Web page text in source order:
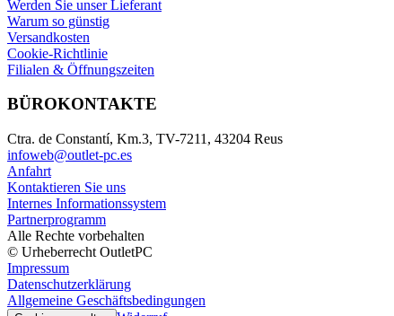
Werden Sie unser Lieferant
Warum so günstig
Versandkosten
Cookie-Richtlinie
Filialen & Öffnungszeiten
BÜROKONTAKTE
Ctra. de Constantí, Km.3, TV-7211, 43204 Reus
infoweb@outlet-pc.es
Anfahrt
Kontaktieren Sie uns
Internes Informationssystem
Partnerprogramm
Alle Rechte vorbehalten
© Urheberrecht OutletPC
Impressum
Datenschutzerklärung
Allgemeine Geschäftsbedingungen